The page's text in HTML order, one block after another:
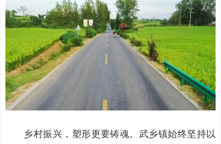
乡村振兴，塑形更要铸魂。武乡镇始终坚持以